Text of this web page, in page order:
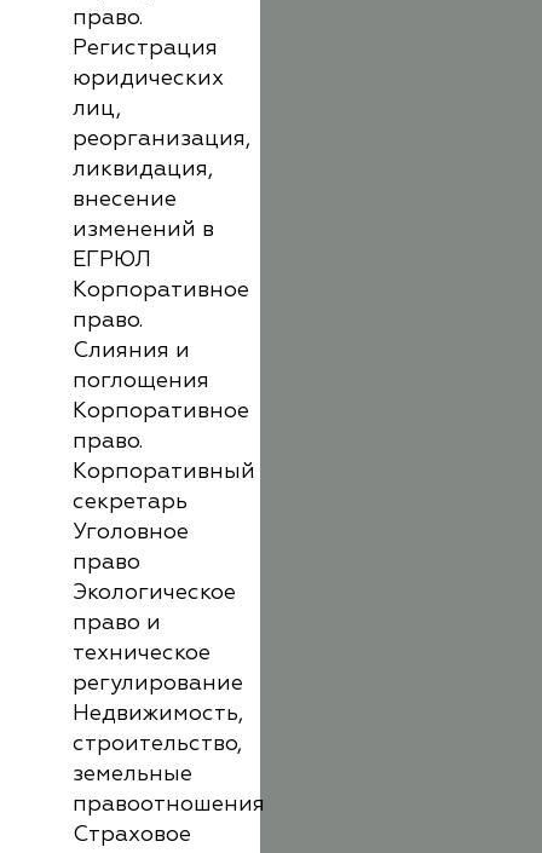
право.
Регистрация
юридических
лиц,
реорганизация,
ликвидация,
внесение
изменений в
ЕГРЮЛ
Корпоративное
право.
Слияния и
поглощения
Корпоративное
право.
Корпоративный
секретарь
Уголовное
право
Экологическое
право и
техническое
регулирование
Недвижимость,
строительство,
земельные
правоотношения
Страховое